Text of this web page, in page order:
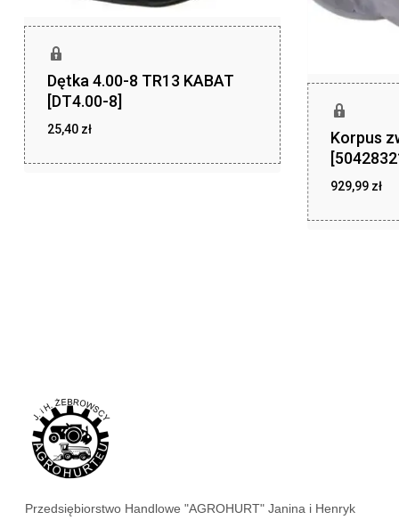
Dętka 4.00-8 TR13 KABAT
[DT4.00-8]
25,40 zł
Korpus
929,99 zł
Przedsiębiorstwo Handlowe "AGROHURT" Janina i Henryk